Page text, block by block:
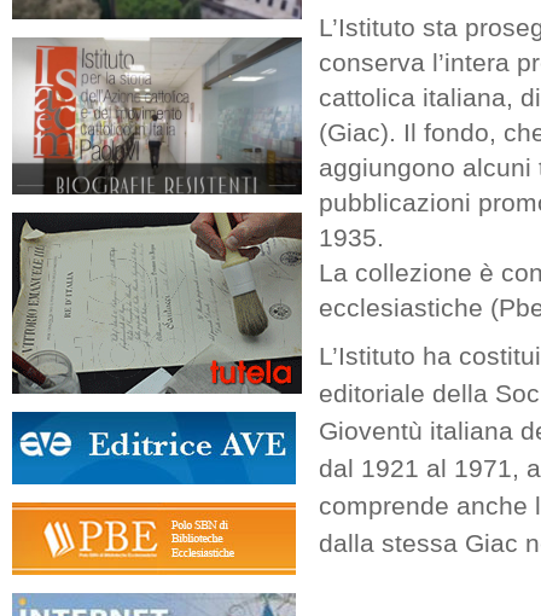
L’Istituto sta
conserva l’intera
cattolica italiana,
(Giac). Il fondo,
aggiungono alcuni
pubblicazioni
1935.
La collezione è
ecclesiastiche
L’Istituto ha
editoriale della
Gioventù italiana
dal 1921 al 1971,
comprende anche
dalla stessa Giac